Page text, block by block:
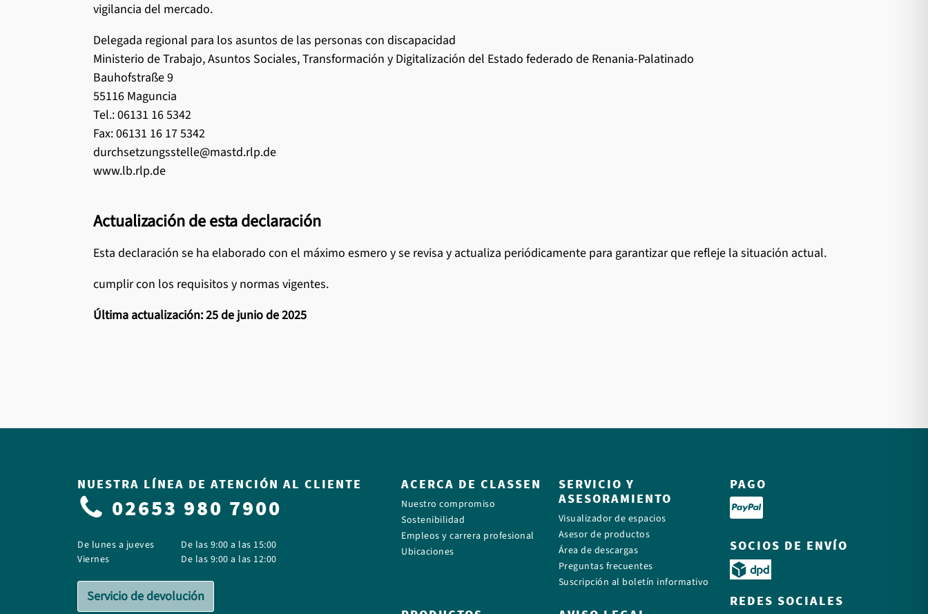
vigilancia del mercado.
Delegada regional para los asuntos de las personas con discapacidad
Ministerio de Trabajo, Asuntos Sociales, Transformación y Digitalización del Estado federado de Renania-Palatinado
Bauhofstraße 9
55116 Maguncia
Tel.: 06131 16 5342
Fax: 06131 16 17 5342
durchsetzungsstelle@mastd.rlp.de
www.lb.rlp.de
Actualización de esta declaración
Esta declaración se ha elaborado con el máximo esmero y se revisa y actualiza periódicamente para garantizar que refleje la situación actual.
cumplir con los requisitos y normas vigentes.
Última actualización: 25 de junio de 2025
NUESTRA LÍNEA DE ATENCIÓN AL CLIENTE
02653 980 7900
De lunes a jueves
Viernes
De las 9:00 a las 15:00
De las 9:00 a las 12:00
Servicio de devolución
ACERCA DE CLASSEN
Nuestro compromiso
Sostenibilidad
Empleos y carrera profesional
Ubicaciones
SERVICIO Y
ASESORAMIENTO
Visualizador de espacios
Asesor de productos
Área de descargas
Preguntas frecuentes
Suscripción al boletín informativo
PAGO
SOCIOS DE ENVÍO
REDES SOCIALES